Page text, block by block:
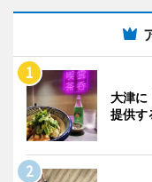
大津に
提供す